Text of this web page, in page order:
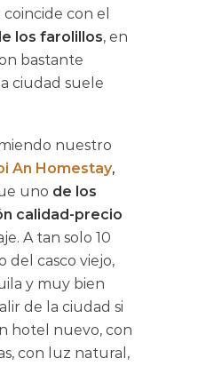
con el
los farolillos, en
bastante
ciudad suele
nuestro
An Homestay,
uno de los
calidad-precio
A tan solo 10
del casco viejo,
y muy bien
de la ciudad si
hotel nuevo, con
con luz natural,